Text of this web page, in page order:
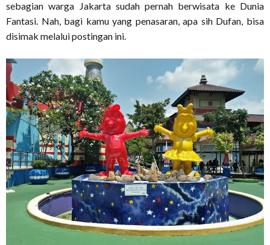
sebagian warga Jakarta sudah pernah berwisata ke Dunia
Fantasi. Nah, bagi kamu yang penasaran, apa sih Dufan, bisa
disimak melalui postingan ini.